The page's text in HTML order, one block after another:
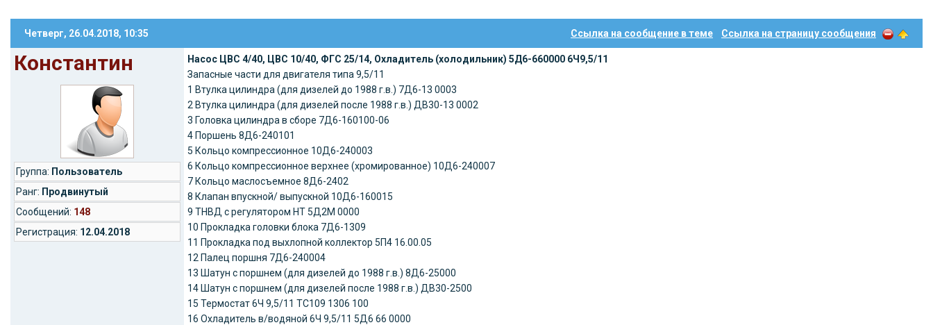
Ссылка на сообщение в теме Ссылка на страницу сообщения
Четверг, 26.04.2018, 10:35
Константин
Группа: Пользователь
Ранг: Продвинутый
Cообщений: 148
Регистрация: 12.04.2018
Насос ЦВС 4/40, ЦВС 10/40, ФГС 25/14, Охладитель (холодильник) 5Д6-660000 6Ч9,5/11
Запасные части для двигателя типа 9,5/11
1 Втулка цилиндра (для дизелей до 1988 г.в.) 7Д6-13 0003
2 Втулка цилиндра (для дизелей после 1988 г.в.) ДВ30-13 0002
3 Головка цилиндра в сборе 7Д6-160100-06
4 Поршень 8Д6-240101
5 Кольцо компрессионное 10Д6-240003
6 Кольцо компрессионное верхнее (хромированное) 10Д6-240007
7 Кольцо маслосъемное 8Д6-2402
8 Клапан впускной/ выпускной 10Д6-160015
9 ТНВД с регулятором НТ 5Д2М 0000
10 Прокладка головки блока 7Д6-1309
11 Прокладка под выхлопной коллектор 5П4 16.00.05
12 Палец поршня 7Д6-240004
13 Шатун с поршнем (для дизелей до 1988 г.в.) 8Д6-25000
14 Шатун с поршнем (для дизелей после 1988 г.в.) ДВ30-2500
15 Термостат 6Ч 9,5/11 ТС109 1306 100
16 Охладитель в/водяной 6Ч 9,5/11 5Д6 66 0000